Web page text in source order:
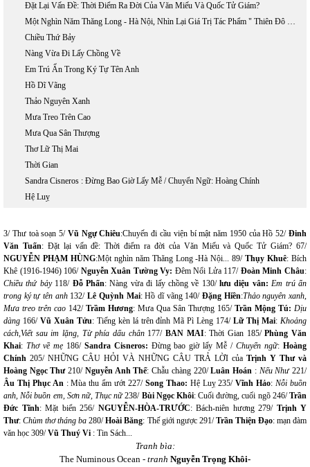
Đặt Lại Vấn Đề: Thời Điểm Ra Đời Của Văn Miếu Và Quốc Tử Giám?
Một Nghìn Năm Thăng Long - Hà Nội, Nhìn Lại Giá Trị Tác Phẩm " Thiên Đô Chiếu" Của Thái Tổ Lý Công Uẩn
Chiều Thứ Bảy
Nàng Vừa Đi Lấy Chồng Về
Em Trú Ẩn Trong Ký Tự Tên Anh
Hồ Dĩ Vãng
Thảo Nguyên Xanh
Mưa Treo Trên Cao
Mưa Qua Sân Thượng
Thơ Lữ Thị Mai
Thời Gian
Sandra Cisneros : Đừng Bao Giờ Lấy Mễ / Chuyển Ngữ: Hoàng Chính
Hệ Luỵ
3/ Thư toà soạn 5/ Vũ Ngự Chiêu:Chuyến đi cầu viện bí mật năm 1950 của Hồ 52/Đinh
Văn Tuấn: Đặt lại vấn đề: Thời điểm ra đời của Văn Miếu và Quốc Tử Giám? 67/
NGUYỄN PHẠM HÙNG:Một nghìn năm Thăng Long -Hà Nội... 89/Thụy Khuê: Bích
Khê (1916-1946) 106/ Nguyễn Xuân Tường Vy: Đêm Nổi Lửa 117/Đoàn Minh Châu:
Chiều thứ bảy118/ Đỗ Phấn: Nàng vừa đi lấy chồng về 130/lưu diệu vân: Em trú ẩn
trong ký tự tên anh132/Lê Quỳnh Mai: Hồ dĩ vãng 140/ Đặng Hiền:Thảo nguyên xanh,
Mưa treo trên cao 142/ Trầm Hương: Mưa Qua Sân Thượng 165/Trần Mộng Tú: Dịu
dàng 166/ Vũ Xuân Tửu: Tiếng kèn lá trên đỉnh Mã Pì Lèng 174/Lữ Thị Mai:Khoảng
cách,Viết sau im lặng, Từ phía dấu chân177/BAN MAI: Thời Gian 185/Phùng Văn
Khai: Thơ về mẹ186/Sandra Cisneros: Đừng bao giờ lấy Mễ /Chuyển ngữ:Hoàng
Chính 205/ NHỮNG CÂU HỎI VÀ NHỮNG CÂU TRẢ LỜI của Trịnh Y Thư và
Hoàng Ngọc Thư210/ Nguyễn Anh Thế: Chẫu chàng 220/Luân Hoán : Nếu Như221/
Âu Thị Phục An: Mùa thu ẩm ướt 227/ Song Thao: Hệ Luỵ 235/Vĩnh Hảo:Nỗi buồn
anh, Nỗi buồn em, Sơn nữ, Thục nữ238/ Bùi Ngọc Khôi: Cuối đường, cuối ngõ 246/Trần
Đức Tĩnh: Mặt biển 256/ NGUYỄN-HÒA-TRƯỚC: Bách-niên hương 279/ Trịnh Y
Thư:Chùm thơ tháng ba 280/Hoài Băng: Thế giới ngược 291/Trần Thiện Đạo: mạn đàm
văn học 309/Vũ Thuý Vi : Tin Sách...
Tranh bìa:
The Numinous Ocean - tranh Nguyễn Trọng Khôi-